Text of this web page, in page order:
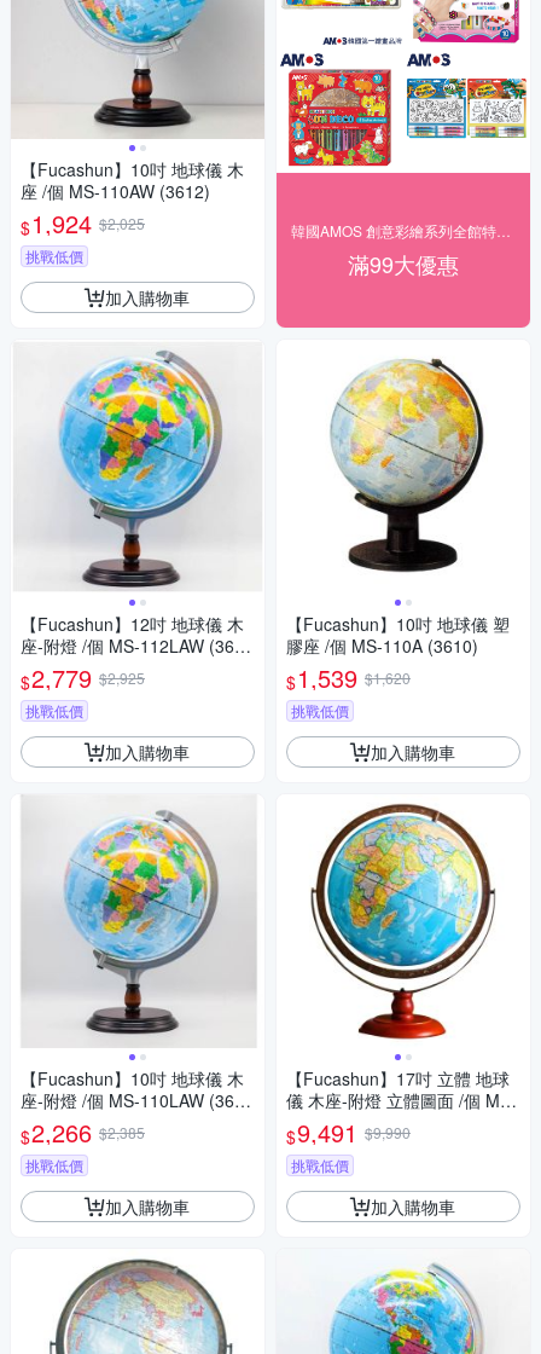
【Fucashun】10吋 地球儀 木
座 /個 MS-110AW (3612)
$1,924 $2,025
挑戰低價
加入購物車
【Fucashun】12吋 地球儀 木
座-附燈 /個 MS-112LAW (362
5)
$2,779 $2,925
挑戰低價
加入購物車
【Fucashun】10吋 地球儀 木
座-附燈 /個 MS-110LAW (361
6)
$2,266 $2,385
挑戰低價
加入購物車
滿99大優惠
【Fucashun】10吋 地球儀 塑
膠座 /個 MS-110A (3610)
$1,539 $1,620
挑戰低價
加入購物車
【Fucashun】17吋 立體 地球
儀 木座-附燈 立體圖面 /個 MS-
217LANRW (3629)
$9,491 $9,990
挑戰低價
加入購物車